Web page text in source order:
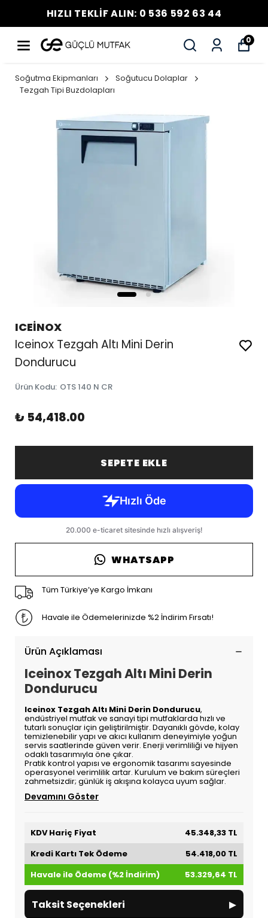
HIZLI TEKLİF ALIN: 0 536 592 63 44
0
Soğutma Ekipmanları
Soğutucu Dolaplar
Tezgah Tipi Buzdolapları
ICEİNOX
Iceinox Tezgah Altı Mini Derin
Dondurucu
Ürün Kodu: OTS 140 N CR
₺ 54,418.00
SEPETE EKLE
WHATSAPP
Tüm Türkiye’ye Kargo İmkanı
Havale ile Ödemelerinizde %2 İndirim Fırsatı!
Ürün Açıklaması
Iceinox Tezgah Altı Mini Derin
Dondurucu
Iceinox Tezgah Altı Mini Derin Dondurucu,
endüstriyel mutfak ve sanayi tipi mutfaklarda hızlı ve
tutarlı sonuçlar için geliştirilmiştir. Dayanıklı gövde, kolay
temizlenebilir yapı ve akıcı kullanım deneyimiyle yoğun
servis saatlerinde güven verir. Enerji verimliliği ve hijyen
odaklı tasarımıyla öne çıkar.
Pratik kontrol yapısı ve ergonomik tasarımı sayesinde
operasyonel verimlilik artar. Kurulum ve bakım süreçleri
zahmetsizdir; günlük iş akışına kolayca uyum sağlar.
Devamını Göster
KDV Hariç Fiyat
45.348,33 TL
Kredi Kartı Tek Ödeme
54.418,00 TL
Havale ile Ödeme (%2 İndirim)
53.329,64 TL
Taksit Seçenekleri ▸